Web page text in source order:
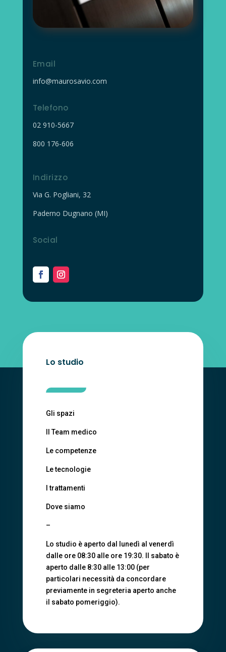
Email
info@maurosavio.com
Telefono
02 910-5667
800 176-606
Indirizzo
Via G. Pogliani, 32
Paderno Dugnano (MI)
Social
Lo studio
Gli spazi
Il Team medico
Le competenze
Le tecnologie
I trattamenti
Dove siamo
–
Lo studio è aperto dal lunedì al venerdì
dalle ore 08:30 alle ore 19:30. Il sabato è
aperto dalle 8:30 alle 13:00 (per
particolari necessità da concordare
previamente in segreteria aperto anche
il sabato pomeriggio).